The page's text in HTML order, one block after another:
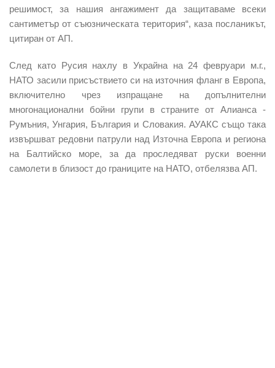
решимост, за нашия ангажимент да защитаваме всеки
сантиметър от съюзническата територия“, каза посланикът,
цитиран от АП.
След като Русия нахлу в Украйна на 24 февруари м.г.,
НАТО засили присъствието си на източния фланг в Европа,
включително чрез изпращане на допълнителни
многонационални бойни групи в страните от Алианса -
Румъния, Унгария, България и Словакия. АУАКС също така
извършват редовни патрули над Източна Европа и региона
на Балтийско море, за да проследяват руски военни
самолети в близост до границите на НАТО, отбелязва АП.